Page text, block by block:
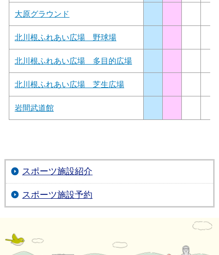
大原グラウンド
北川根ふれあい広場 野球場
北川根ふれあい広場 多目的広場
北川根ふれあい広場 芝生広場
岩間武道館
スポーツ施設紹介
スポーツ施設予約